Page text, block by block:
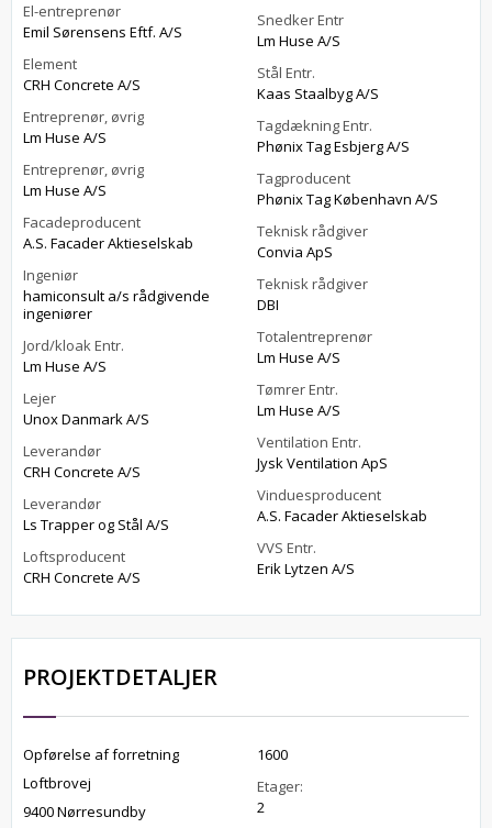
El-entreprenør
Emil Sørensens Eftf. A/S
Element
CRH Concrete A/S
Entreprenør, øvrig
Lm Huse A/S
Entreprenør, øvrig
Lm Huse A/S
Facadeproducent
A.S. Facader Aktieselskab
Ingeniør
hamiconsult a/s rådgivende
ingeniører
Jord/kloak Entr.
Lm Huse A/S
Lejer
Unox Danmark A/S
Leverandør
CRH Concrete A/S
Leverandør
Ls Trapper og Stål A/S
Loftsproducent
CRH Concrete A/S
Snedker Entr
Lm Huse A/S
Stål Entr.
Kaas Staalbyg A/S
Tagdækning Entr.
Phønix Tag Esbjerg A/S
Tagproducent
Phønix Tag København A/S
Teknisk rådgiver
Convia ApS
Teknisk rådgiver
DBI
Totalentreprenør
Lm Huse A/S
Tømrer Entr.
Lm Huse A/S
Ventilation Entr.
Jysk Ventilation ApS
Vinduesproducent
A.S. Facader Aktieselskab
VVS Entr.
Erik Lytzen A/S
PROJEKTDETALJER
Opførelse af forretning
Loftbrovej
9400 Nørresundby
1600
Etager:
2